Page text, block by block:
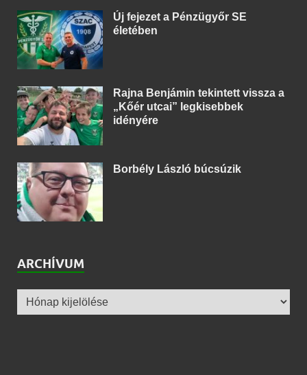
Új fejezet a Pénzügyőr SE
életében
Rajna Benjámin tekintett vissza a
„Kőér utcai” legkisebbek
idényére
Borbély László búcsúzik
ARCHÍVUM